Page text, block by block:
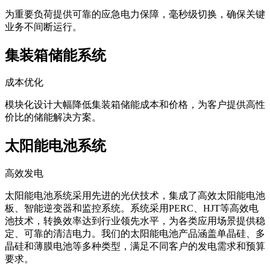
为重要负荷提供可靠的应急电力保障，毫秒级切换，确保关键
业务不间断运行。
集装箱储能系统
成本优化
模块化设计大幅降低集装箱储能成本和价格，为客户提供高性
价比的储能解决方案。
太阳能电池系统
高效发电
太阳能电池系统采用先进的光伏技术，集成了高效太阳能电池
板、智能逆变器和监控系统。系统采用PERC、HJT等高效电
池技术，转换效率达到行业领先水平，为各类应用场景提供稳
定、可靠的清洁电力。我们的太阳能电池产品涵盖单晶硅、多
晶硅和薄膜电池等多种类型，满足不同客户的发电需求和预算
要求。